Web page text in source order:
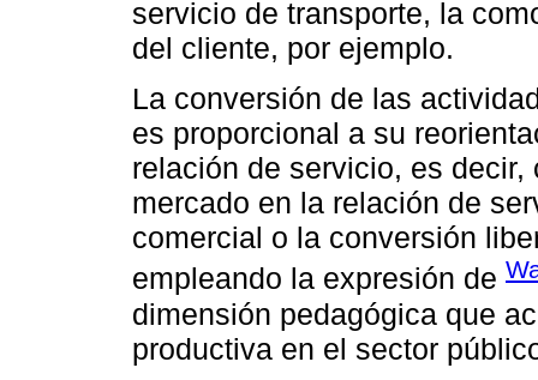
servicio de transporte, la
del cliente, por ejemplo.
La conversión de las
es proporcional a su
relación de servicio, es
mercado en la relación de
comercial o la conversión
empleando la expresión de
dimensión pedagógica que
productiva en el sector